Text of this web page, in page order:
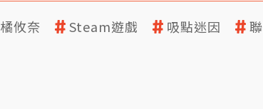
橘攸奈 Steam遊戲 吸點迷因